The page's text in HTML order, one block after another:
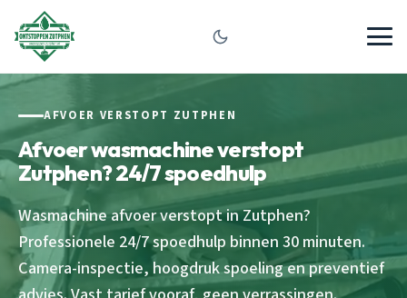
AFVOER VERSTOPT ZUTPHEN
Afvoer wasmachine verstopt
Zutphen? 24/7 spoedhulp
Wasmachine afvoer verstopt in Zutphen?
Professionele 24/7 spoedhulp binnen 30 minuten.
Camera-inspectie, hoogdruk spoeling en preventief